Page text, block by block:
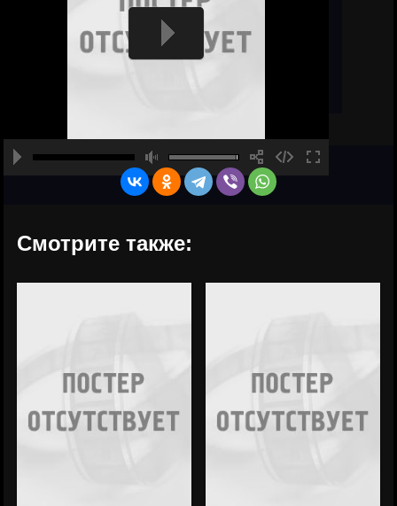
Смотрите также: